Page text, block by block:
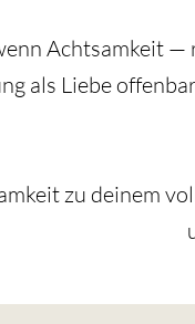
Achtsamkeit —
als Liebe
zu deinem